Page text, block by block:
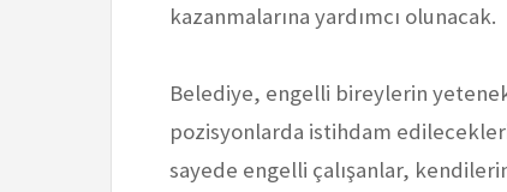
kazanmalarına yardımcı olunacak.
Belediye, engelli bireylerin
pozisyonlarda istihdam
sayede engelli çalışanlar,